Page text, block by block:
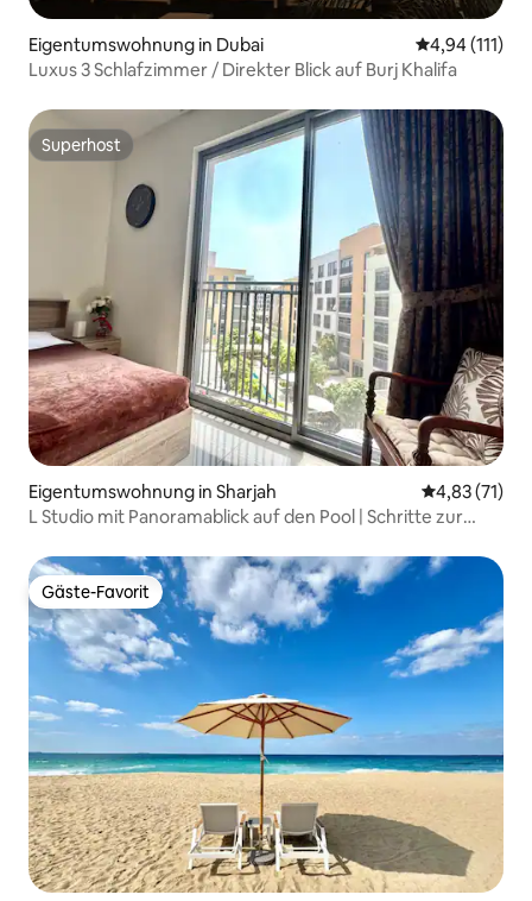
Eigentumswohnung in Dubai
4,94 (111)
Luxus 3 Schlafzimmer / Direkter Blick auf Burj Khalifa
Superhost
Superhost
Eigentumswohnung in Sharjah
4,83 (71)
L Studio mit Panoramablick auf den Pool | Schritte zur
Gäste-Favorit
Gäste-Favorit